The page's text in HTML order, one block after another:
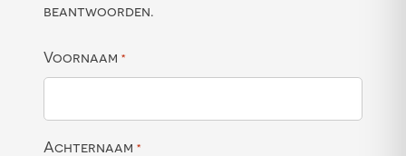
beantwoorden.
Voornaam *
Achternaam *